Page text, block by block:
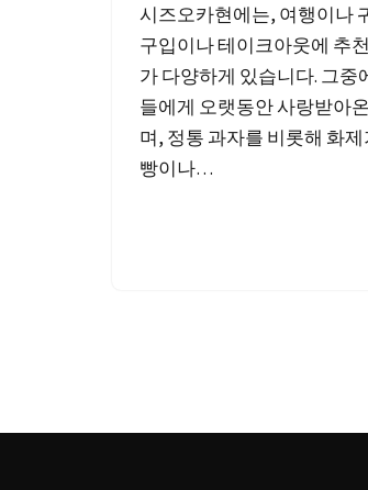
시즈오카현에는, 여행이나
구입이나 테이크아웃에 추
가 다양하게 있습니다. 그중
들에게 오랫동안 사랑받아
며, 정통 과자를 비롯해 화
빵이나…